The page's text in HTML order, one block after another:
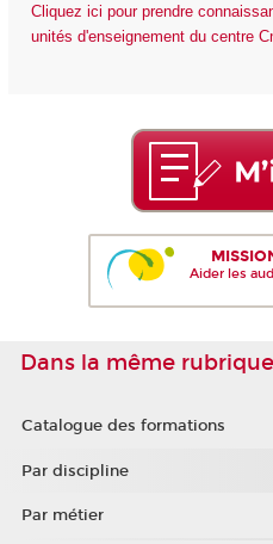
Cliquez ici pour prendre
unités d'enseignement du centre
Aider les
Dans la même rubrique
Catalogue des formations
Par discipline
Par métier